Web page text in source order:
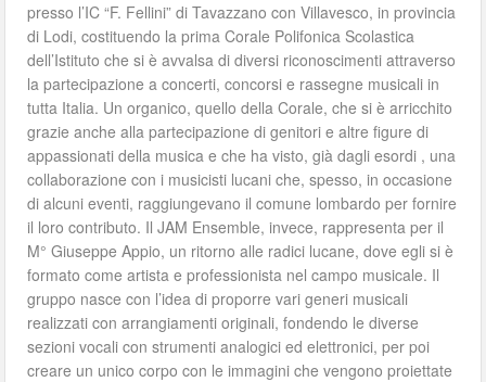
presso l’IC “F. Fellini” di Tavazzano con Villavesco, in provincia
di Lodi, costituendo la prima Corale Polifonica Scolastica
dell’Istituto che si è avvalsa di diversi riconoscimenti attraverso
la partecipazione a concerti, concorsi e rassegne musicali in
tutta Italia. Un organico, quello della Corale, che si è arricchito
grazie anche alla partecipazione di genitori e altre figure di
appassionati della musica e che ha visto, già dagli esordi , una
collaborazione con i musicisti lucani che, spesso, in occasione
di alcuni eventi, raggiungevano il comune lombardo per fornire
il loro contributo. Il JAM Ensemble, invece, rappresenta per il
M° Giuseppe Appio, un ritorno alle radici lucane, dove egli si è
formato come artista e professionista nel campo musicale. Il
gruppo nasce con l’idea di proporre vari generi musicali
realizzati con arrangiamenti originali, fondendo le diverse
sezioni vocali con strumenti analogici ed elettronici, per poi
creare un unico corpo con le immagini che vengono proiettate